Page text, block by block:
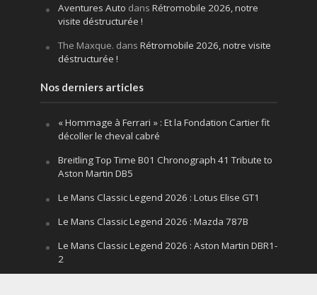
Aventures Auto dans Rétromobile 2026, notre
visite déstructurée !
The Maxque. dans Rétromobile 2026, notre visite
déstructurée !
Nos derniers articles
« Hommage à Ferrari » : Et la Fondation Cartier fit
décoller le cheval cabré
Breitling Top Time B01 Chronograph 41 Tribute to
Aston Martin DB5
Le Mans Classic Legend 2026 : Lotus Elise GT1
Le Mans Classic Legend 2026 : Mazda 787B
Le Mans Classic Legend 2026 : Aston Martin DBR1-
2